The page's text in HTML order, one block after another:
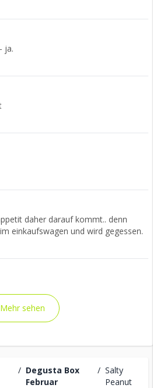
/ Degusta Box
Februar
/ Salty
Peanut
ja.
daher darauf kommt.. denn
einkaufswagen und wird gegessen.
Mehr sehen